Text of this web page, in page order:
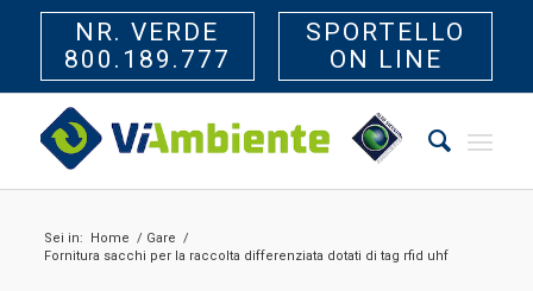
NR. VERDE
800.189.777
SPORTELLO
ON LINE
Sei in: Home / Gare /
Fornitura sacchi per la raccolta differenziata dotati di tag rfid uhf